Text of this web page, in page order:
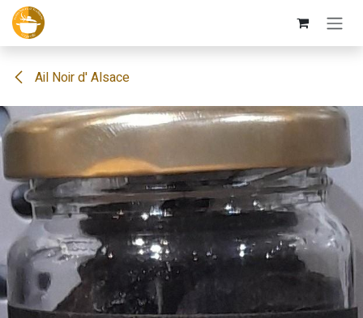
Se rendre au contenu
Ail Noir d' Alsace